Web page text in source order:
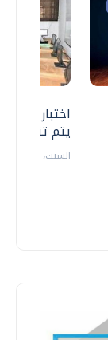
اختبارات
يتم
السبت، 18 يوليو 2026 09:22 ص